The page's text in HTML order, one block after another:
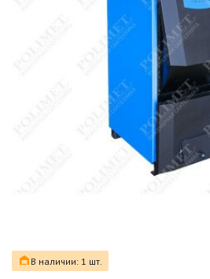
В наличии: 1 шт.